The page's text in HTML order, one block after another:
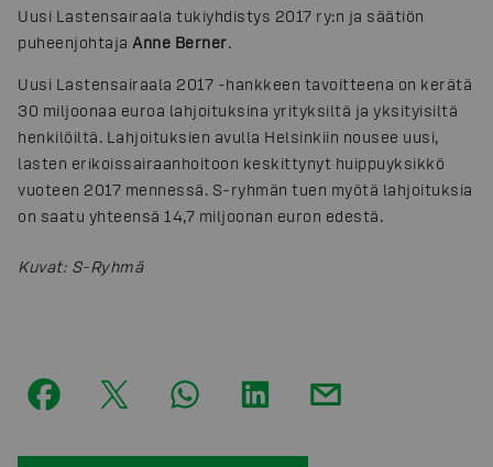
Uusi Lastensairaala tukiyhdistys 2017 ry:n ja säätiön
puheenjohtaja Anne Berner.
Uusi Lastensairaala 2017 -hankkeen tavoitteena on kerätä
30 miljoonaa euroa lahjoituksina yrityksiltä ja yksityisiltä
henkilöiltä. Lahjoituksien avulla Helsinkiin nousee uusi,
lasten erikoissairaanhoitoon keskittynyt huippuyksikkö
vuoteen 2017 mennessä. S-ryhmän tuen myötä lahjoituksia
on saatu yhteensä 14,7 miljoonan euron edestä.
Kuvat: S-Ryhmä